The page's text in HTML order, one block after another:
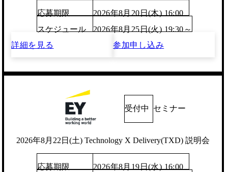
応募期限
2026年8月20日(木) 16:00
スケジュール
2026年8月25日(火) 19:30～
詳細を見る
参加申し込み
受付中 セミナー
2026年8月22日(土) Technology X Delivery(TXD) 説明会
応募期限
2026年8月19日(水) 16:00